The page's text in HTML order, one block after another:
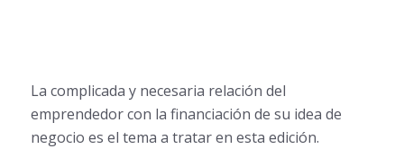
La complicada y necesaria relación del
emprendedor con la financiación de su idea de
negocio es el tema a tratar en esta edición.